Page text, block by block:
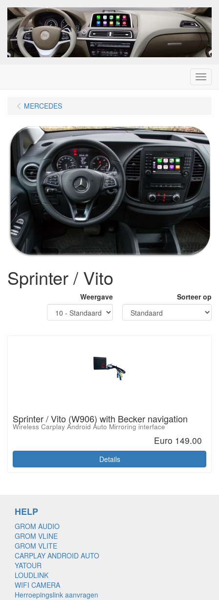
Menu
MERCEDES
Sprinter / Vito
Weergave Sorteer op
Sprinter / Vito (W906) with Becker navigation
Wireless Carplay Android Auto Mirroring interface
Euro 149.00
Details
HELP
GROM AUDIO
GROM VLINE
GROM VLITE
CARPLAY ANDROID AUTO
YATOUR
LOUDLINK
WIFI CAMERA
Herroepingslink aanvragen